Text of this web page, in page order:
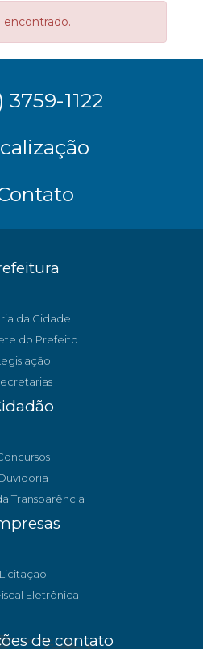
3759-1122
da Cidade
do Prefeito
Transparência
Licitação
Eletrônica
de contato